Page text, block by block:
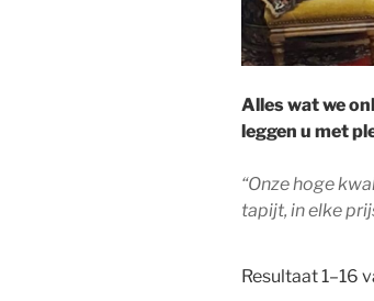
Alles wat we
leggen u met
“Onze hoge
tapijt, in elke
Resultaat 1–16